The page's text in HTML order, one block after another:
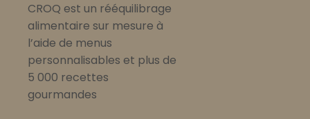
CROQ est un rééquilibrage
alimentaire sur mesure à
l’aide de menus
personnalisables et plus de
5 000 recettes
gourmandes